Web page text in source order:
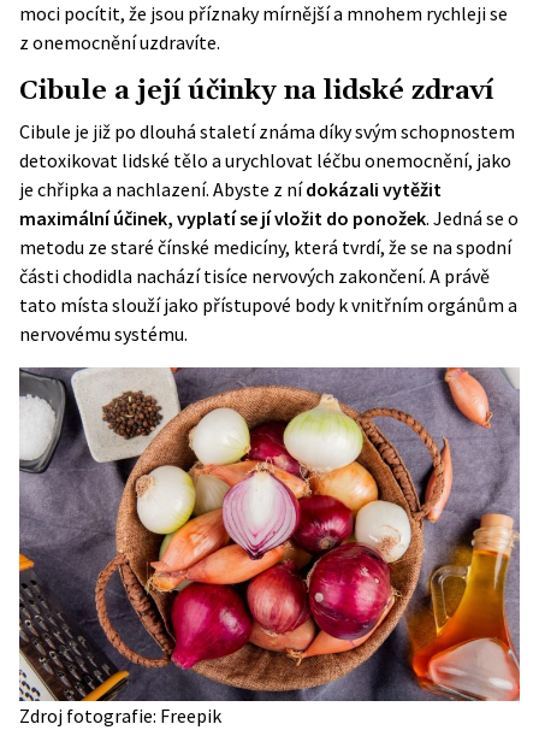
moci pocítit, že jsou příznaky mírnější a mnohem rychleji se
z onemocnění uzdravíte.
Cibule a její účinky na lidské zdraví
Cibule je již po dlouhá staletí známa díky svým schopnostem
detoxikovat lidské tělo a urychlovat léčbu onemocnění, jako
je chřipka a nachlazení. Abyste z nídokázali vytěžit
maximální účinek, vyplatí se jí vložit do ponožek. Jedná se o
metodu ze staré čínské medicíny, která tvrdí, že se na spodní
části chodidla nachází tisíce nervových zakončení. A právě
tato místa slouží jako přístupové body k vnitřním orgánům a
nervovému systému.
Zdroj fotografie: Freepik